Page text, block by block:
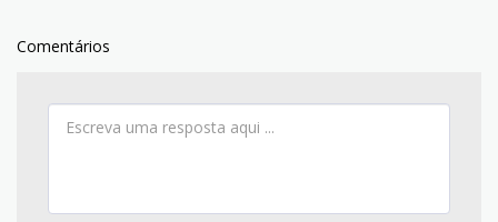
Comentários